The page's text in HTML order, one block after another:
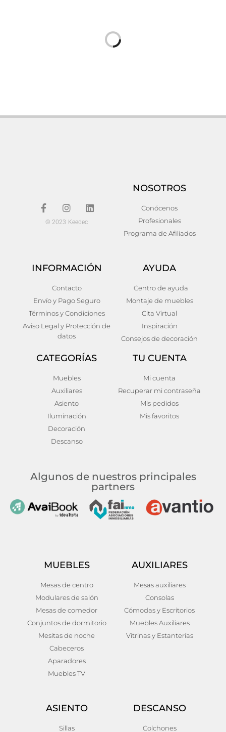
41x37x66
210,00€
Mesita zemne
Añadir al carrito
Mesita nidri
Añadir al carrito
© 2023 Keedec
NOSOTROS
Conócenos
Profesionales
Programa de Afiliados
INFORMACIÓN
Contacto
Envío y Pago Seguro
Términos y Condiciones
Aviso Legal y Protección de
datos
AYUDA
Centro de ayuda
Montaje de muebles
Cita Virtual
Inspiración
Consejos de decoración
CATEGORÍAS
Muebles
Auxiliares
Asiento
Iluminación
Decoración
Descanso
TU CUENTA
Mi cuenta
Recuperar mi contraseña
Mis pedidos
Mis favoritos
Algunos de nuestros principales
partners
MUEBLES
Mesas de centro
Modulares de salón
Mesas de comedor
Conjuntos de dormitorio
Mesitas de noche
Cabeceros
Aparadores
Muebles TV
AUXILIARES
Mesas auxiliares
Consolas
Cómodas y Escritorios
Muebles Auxiliares
Vitrinas y Estanterías
ASIENTO
Sillas
DESCANSO
Colchones